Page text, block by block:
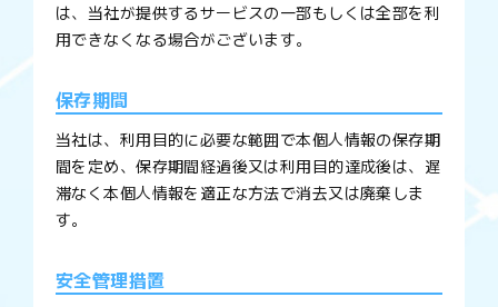
は、当社が提供するサービスの一部もしくは全部を利
用できなくなる場合がございます。
保存期間
当社は、利用目的に必要な範囲で本個人情報の保存期
間を定め、保存期間経過後又は利用目的達成後は、遅
滞なく本個人情報を適正な方法で消去又は廃棄しま
す。
安全管理措置